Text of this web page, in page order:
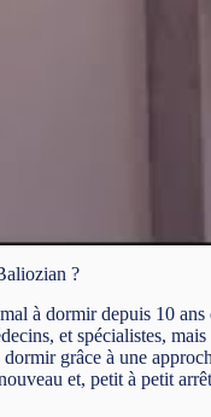
?
à dormir depuis 10
et spécialistes,
grâce à une
et, petit à petit